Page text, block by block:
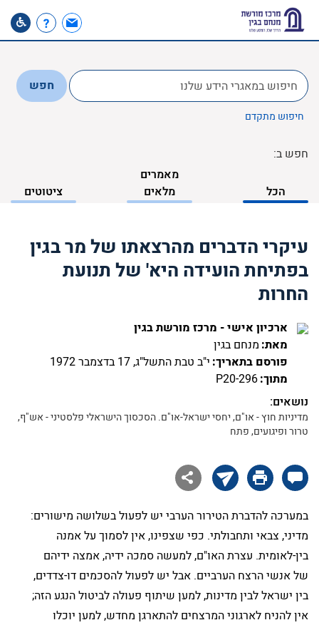
לחפש
ב:
חפש
חיפוש מתקדם
חפש ב:
הכל
מאמרים
מלאים
ציטוטים
עיקרי הדברים מהרצאתו של מר בגין
בפתיחת הועידה היא' של תנועת
החרות
ארכיון אישי - מרכז מורשת בגין
מאת: מנחם בגין
פורסם בתאריך: י"ב טבת התשל"ג, 17 בדצמבר 1972
מתוך:P20-296
נושאים:
מדיניות חוץ - או"ם, יחסי ישראל-או"ם. הסכסוך הישראלי פלסטיני - אש"ף,
טרור ופיגועים, פתח

במערכה להדברת הטירור הערבי יש לפעול בשלושה מישורים:
מדיני, צבאי ותחבולתי. כפי שצפינו, אין לסמוך על אמנה
בין-לאומית. עצרת האו"ם, למעשה סמכה ידיה, אמצה ידיהם
של אנשי הרצח הערביים. אבל יש לפעול להסכמים דו-צדדים,
בין ישראל לבין מדינות, למען שיתוף פעולה לביטול הנגע הזה;
אין להניח לארגוני המרצחים להתארגן מחדש, למען יוכלו